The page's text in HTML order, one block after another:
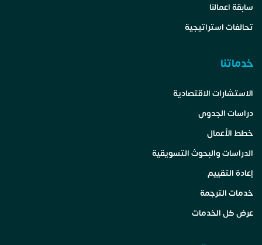
سابقة اعمالنا
تحالفات استراتيجية
خدماتنا
الاستشارات الاقتصادية
دراسات الجدوى
خطط الأعمال
الدراسات والبحوث التسويقية
إعادة التقييم
خدمات الترجمة
عرض كل الخدمات